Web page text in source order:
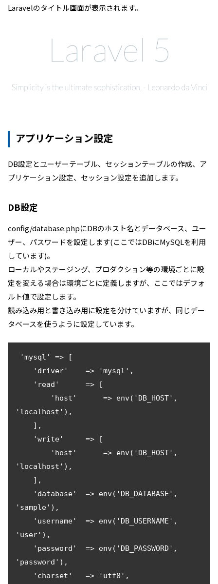
Laravelのタイトル画面が表示されます。
アプリケーション設定
DB設定とユーザーテーブル、セッションテーブルの作成、ア
プリケーション設定、セッション設定を追加します。
DB設定
config/database.phpにDBのホスト名とデータベース、ユー
ザー、パスワードを設定します(ここではDBにMySQLを利用
しています)。
ローカルやステージング、プロダクション等の環境ごとに設
定を変える場合は環境ごとに定義しますが、ここではデフォ
ルト値で設定します。
読み込み用と書き込み用に設定を分けていますが、同じデー
タベースを使うように設定しています。
'localhost'),
'localhost'),
'sample'),
'user'),
'password'),